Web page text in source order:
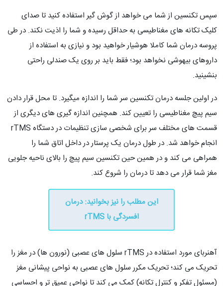
سپس تکنسین از شما می خواهد از گوش گیر استفاده کنید تا صدای
کلیک تکانه های مغناطیسی به حداقل رسیده و شما را اذیت نکند. در طی
پروسه درمان شما کاملا هوشیار خواهید بود و نیازی به استفاده از
داروهای بیهوشی نخواهد بود؛ فقط باید بر روی یک صندلی راحتی
بنشینید.
در اولین جلسه درمان تکنسین سر شما را اندازه میگیرد. تا محل قرار دادن
سیم پیچ مغناطیسی را تعیین کند. همچنین اندازه گیری های دیگری از
قسمت های مختلف سر برای شخصی سازی تنظیمات در دستگاه rTMS
انجام خواهد شد. در طول درمان یک پرستار در داخل اتاق شما را
همراهی می کند و در همین حین تکنسین سیم پیچ را بالای ناحیه جلویی
مغز شما قرار می دهد تا درمان را شروع کند.
این مطلب را نیز بخوانید: درمان
افسردگى با rTMS
آهنربای مورد استفاده در rTMS سلول های عصبی (نورون ها) در مغز را
تحریک می کند؛ تحریک مکرر سلول های عصبی به نواحی پیشانی مغز
(مسئول تفکر و کنترل تکانه) کمک می کند تا نواحی عمیق تر و احساسی